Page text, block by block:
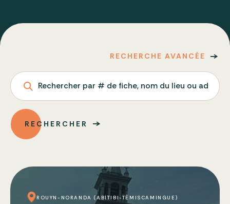
RECHERCHE AVANCÉE
Rechercher par # de fiche, nom du lieu ou adresse
RECHERCHER
ROUYN-NORANDA (ABITIBI-TÉMISCAMINGUE)